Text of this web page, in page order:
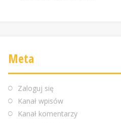
Meta
Zaloguj się
Kanał wpisów
Kanał komentarzy